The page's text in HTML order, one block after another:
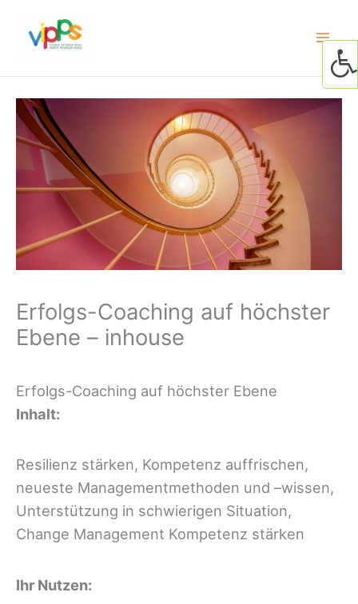
Erfolgs-Coaching auf höchster
Ebene – inhouse
Erfolgs-Coaching auf höchster Ebene
Inhalt:
Resilienz stärken, Kompetenz auffrischen,
neueste Managementmethoden und –wissen,
Unterstützung in schwierigen Situation,
Change Management Kompetenz stärken
Ihr Nutzen: